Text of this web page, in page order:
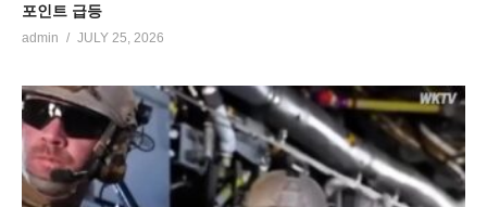
포인트 급등
admin JULY 25, 2026